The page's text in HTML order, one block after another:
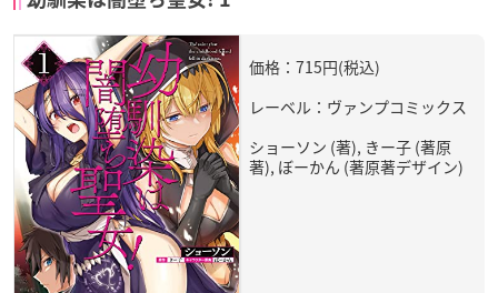
価格：715円(税込)
レーベル：ヴァンプコミックス
ショーソン (著), きー子 (著原
著), ぼーかん (著原著デザイン)